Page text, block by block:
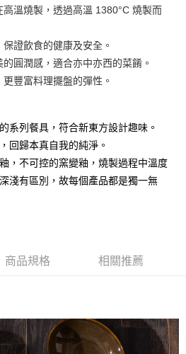
之後才付款」的支付方式。 讓您購物簡單
綁卡、不需儲值。
認證，即可結帳。
，再付款。
】
享後付」後，將跳轉至「AFTEE先享後付」
需立刻繳費，但若您需要取消訂單，請聯絡
support/home
以上)免運費
溫燒製，透過高溫 1380°C 燒製而
證飲食的健康及安全。
圓潤感，適合亦中亦西的菜餚。
豐富料理擺盤的彈性。
系列餐具，符合新東方設計趣味。
回歸本真自我的純淨。
，不可控的窯變釉，燒製過程中溫度
淺有區別，故每個產品都是獨一無
商品規格 相關推薦